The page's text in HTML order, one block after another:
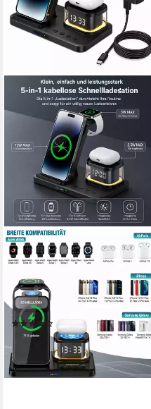
IBETTERTEC
5-in-1 Kabellose Ladestation
Ladestation (15W
Schnellladegerät für iPhone,
Apple Watch und AirPods,
faltbar, kompatibel mit
Samsung Galaxy)
(2)
39,99 € UVP84,99 €
-53%
lieferbar - in 3-4 Werktagen bei dir